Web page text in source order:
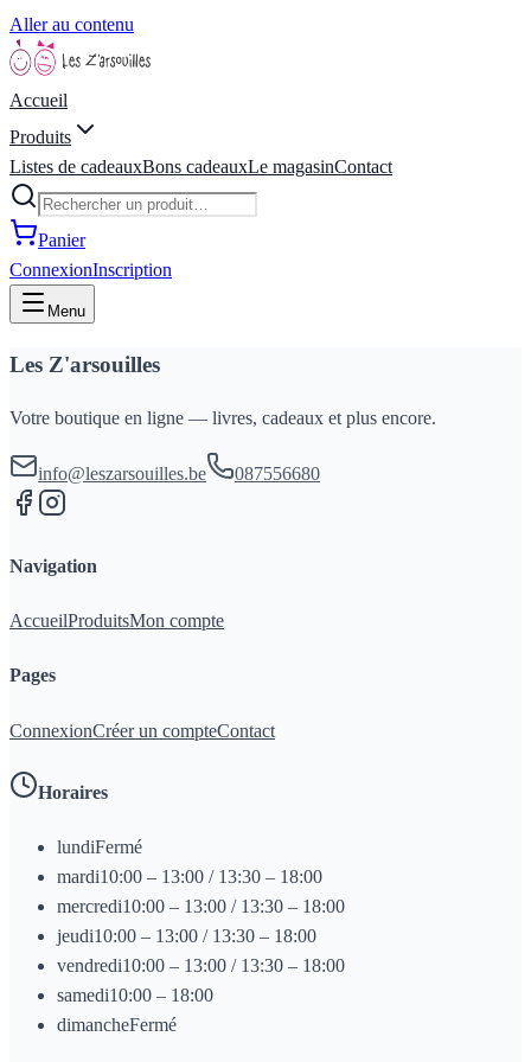
Aller au contenu
Accueil
Produits
Listes de cadeauxBons cadeauxLe magasinContact
Panier
ConnexionInscription
Menu
Les Z'arsouilles
Votre boutique en ligne — livres, cadeaux et plus encore.
info@leszarsouilles.be 087556680
Navigation
AccueilProduitsMon compte
Pages
ConnexionCréer un compteContact
Horaires
lundiFermé
mardi10:00 – 13:00 / 13:30 – 18:00
mercredi10:00 – 13:00 / 13:30 – 18:00
jeudi10:00 – 13:00 / 13:30 – 18:00
vendredi10:00 – 13:00 / 13:30 – 18:00
samedi10:00 – 18:00
dimancheFermé